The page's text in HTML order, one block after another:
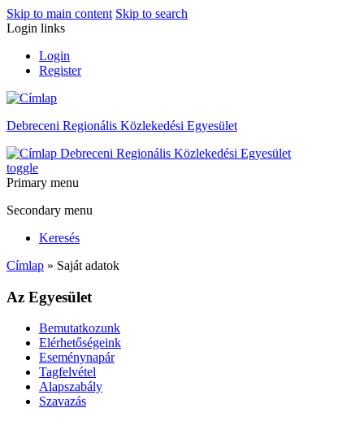
Skip to main content Skip to search
Login links
Login
Register
Debreceni Regionális Közlekedési Egyesület
Debreceni Regionális Közlekedési Egyesület
toggle
Primary menu
Secondary menu
Keresés
Címlap » Saját adatok
Az Egyesület
Bemutatkozunk
Elérhetőségeink
Eseménynapár
Tagfelvétel
Alapszabály
Szavazás